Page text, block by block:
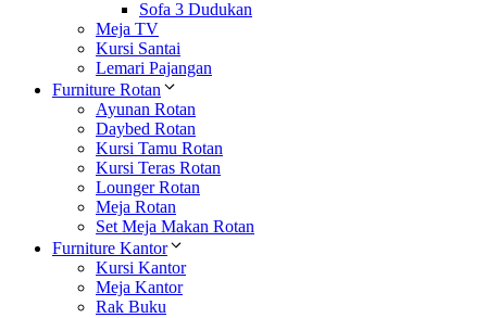
Sofa 3 Dudukan
Meja TV
Kursi Santai
Lemari Pajangan
Furniture Rotan
Ayunan Rotan
Daybed Rotan
Kursi Tamu Rotan
Kursi Teras Rotan
Lounger Rotan
Meja Rotan
Set Meja Makan Rotan
Furniture Kantor
Kursi Kantor
Meja Kantor
Rak Buku